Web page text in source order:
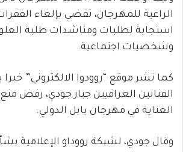
الراعية للمهرجان، تقضي بإلغاء
استجابة لطلبات ومناشدات طلبة
وشخصيات اجتماعية.
كما نشر موقع “روودوا الالكتروني”
الفنانين العراقيين جبار جودي، رفض
الغناية في مهرجان بابل الدولي.
وقال جودي، لشبكة رووداو الإعلامية